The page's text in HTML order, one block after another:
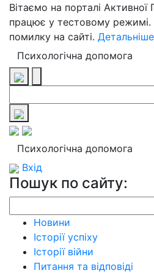
Вітаємо на порталі
працює у тестовому
помилку на сайті. Детальніше
Психологічна допомога
Психологічна допомога
Вхід
Пошук по сайту:
Новини
Історії успіху
Історії війни
Питання та відповіді